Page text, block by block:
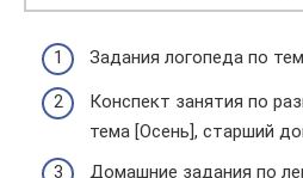
Задания логопеда по
Конспект занятия по
тема [Осень], старший
Домашние задания по